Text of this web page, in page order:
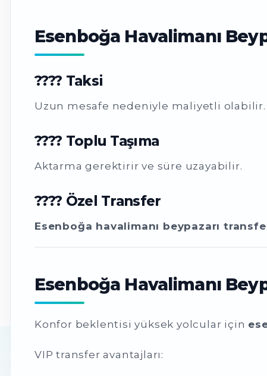
Esenboğa Havalimanı
???? Taksi
Uzun mesafe nedeniyle maliyetli olabilir.
???? Toplu Taşıma
Aktarma gerektirir ve süre uzayabilir.
???? Özel Transfer
Esenboğa havalimanı beypazarı
Esenboğa Havalimanı
Konfor beklentisi yüksek yolcular için
VIP transfer avantajları: